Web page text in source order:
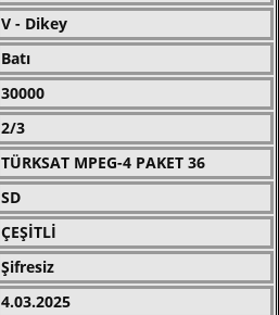
V - Dikey
Batı
30000
2/3
TÜRKSAT MPEG-4 PAKET 36
SD
ÇEŞİTLİ
Şifresiz
4.03.2025